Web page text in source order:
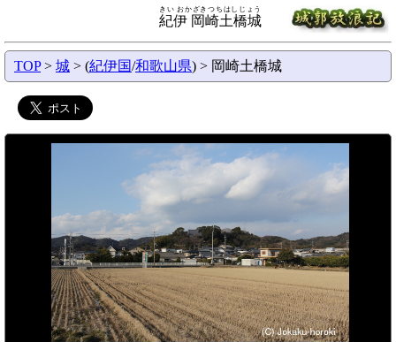
紀伊 岡崎土橋城
きい おかざきつちはしじょう
TOP> 城 > (紀伊国/和歌山県) > 岡崎土橋城